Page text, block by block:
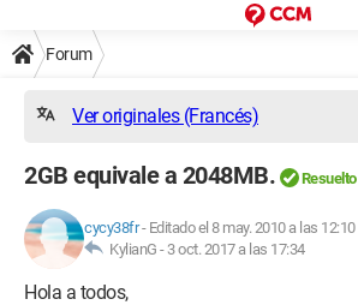
Forum
Ver originales (Francés)
2GB equivale a 2048MB. Resuelto
cycy38fr- Editado el 8 may. 2010 a las 12:10
KylianG - 3 oct. 2017 a las 17:34
Hola a todos,